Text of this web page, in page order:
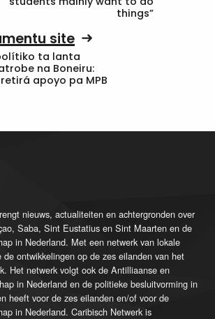
things”
site
ta lanta
na Boneiru:
retirá apoyo pa MPB
nieuws, actualiteiten en achtergronden over
Saba, Sint Eustatius en Sint Maarten en de
in Nederland. Met een netwerk van lokale
ontwikkelingen op de zes eilanden van het
Het netwerk volgt ook de Antilliaanse en
in Nederland en de politieke besluitvorming in
heeft voor de zes eilanden en/of voor de
in Nederland. Caribisch Netwerk is